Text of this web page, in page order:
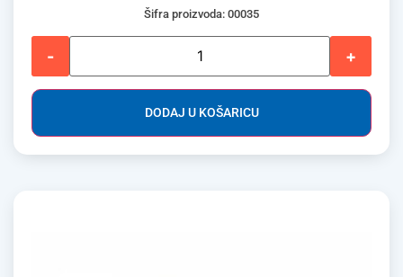
Šifra proizvoda: 00035
- +
DODAJ U KOŠARICU